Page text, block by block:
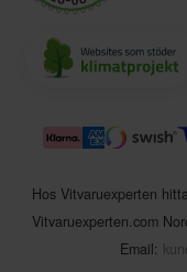
Hos Vitvaruexperten
Vitvaruexperten.com
Email: